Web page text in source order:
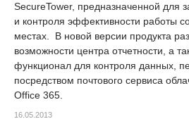
SecureTower, предназначенной для
и контроля эффективности работы
местах. В новой версии продукта
возможности центра отчетности, а
функционал для контроля данных,
посредством почтового сервиса
Office 365.
16.05.2013